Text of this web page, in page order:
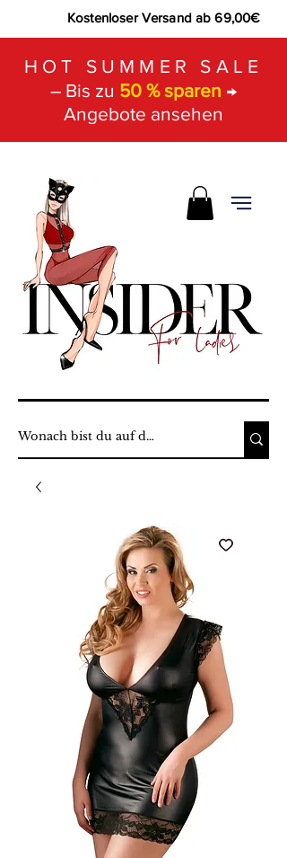
Kostenloser Versand ab 69,00€
HOT SUMMER SALE
– Bis zu 50 % sparen →
Angebote ansehen